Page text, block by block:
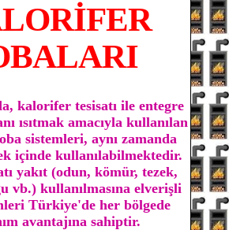
kalorifer tesisatı ile entegre
ısıtmak amacıyla kullanılan
sistemleri, aynı zamanda
içinde kullanılabilmektedir.
yakıt (odun, kömür, tezek,
vb.) kullanılmasına elverişli
Türkiye'de her bölgede
avantajına sahiptir.